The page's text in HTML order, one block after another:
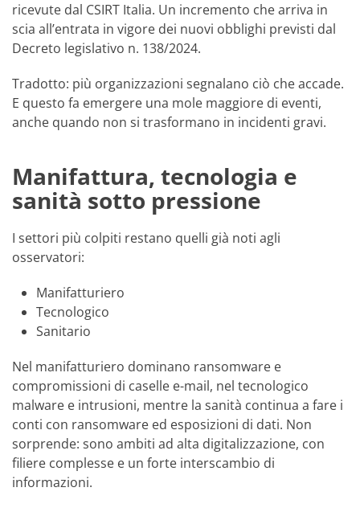
ricevute dal CSIRT Italia. Un incremento che arriva in
scia all’entrata in vigore dei nuovi obblighi previsti dal
Decreto legislativo n. 138/2024.
Tradotto: più organizzazioni segnalano ciò che accade.
E questo fa emergere una mole maggiore di eventi,
anche quando non si trasformano in incidenti gravi.
Manifattura, tecnologia e
sanità sotto pressione
I settori più colpiti restano quelli già noti agli
osservatori:
Manifatturiero
Tecnologico
Sanitario
Nel manifatturiero dominano ransomware e
compromissioni di caselle e-mail, nel tecnologico
malware e intrusioni, mentre la sanità continua a fare i
conti con ransomware ed esposizioni di dati. Non
sorprende: sono ambiti ad alta digitalizzazione, con
filiere complesse e un forte interscambio di
informazioni.